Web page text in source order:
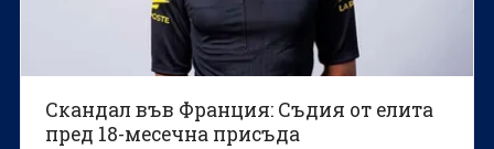
Скандал във Франция: Съдия от елита
пред 18-месечна присъда